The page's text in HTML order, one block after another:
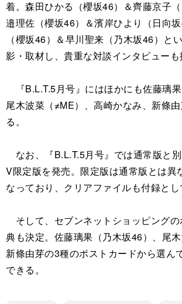
着。森田ひかる（櫻坂46）＆齊藤京子
邉理佐（櫻坂46）＆濱岸ひより（日向
（櫻坂46）＆早川聖来（乃木坂46）と
影・取材し、貴重な対談インタビューも
『B.L.T.5月号』にはほかにも佐藤璃果
尾木波菜（≠ME）、高崎かなみ、新條
る。
なお、『B.L.T.5月号』では通常版と
V限定版を発売。限定版は通常版とは異
なっており、クリアファイルも付録とし
そして、セブンネットショッピング
典も決定。佐藤璃果（乃木坂46）、尾木
新條由芽の3種のポストカードから選ん
できる。